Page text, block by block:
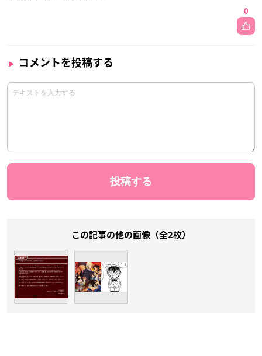
0
コメントを投稿する
この記事の他の画像（全2枚）